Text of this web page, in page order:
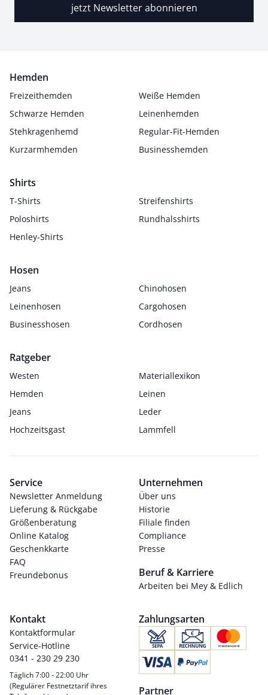
jetzt Newsletter abonnieren
Hemden
Freizeithemden
Weiße Hemden
Schwarze Hemden
Leinenhemden
Stehkragenhemd
Regular-Fit-Hemden
Kurzarmhemden
Businesshemden
Shirts
T-Shirts
Streifenshirts
Poloshirts
Rundhalsshirts
Henley-Shirts
Hosen
Jeans
Chinohosen
Leinenhosen
Cargohosen
Businesshosen
Cordhosen
Ratgeber
Westen
Materiallexikon
Hemden
Leinen
Jeans
Leder
Hochzeitsgast
Lammfell
Service
Newsletter Anmeldung
Lieferung & Rückgabe
Größenberatung
Online Katalog
Geschenkkarte
FAQ
Freundebonus
Unternehmen
Über uns
Historie
Filiale finden
Compliance
Presse
Beruf & Karriere
Arbeiten bei Mey & Edlich
Kontakt
Kontaktformular
Service-Hotline
0341 - 230 29 230
Täglich 7:00 - 22:00 Uhr
(Regulärer Festnetztarif ihres
Zahlungsarten
Partner